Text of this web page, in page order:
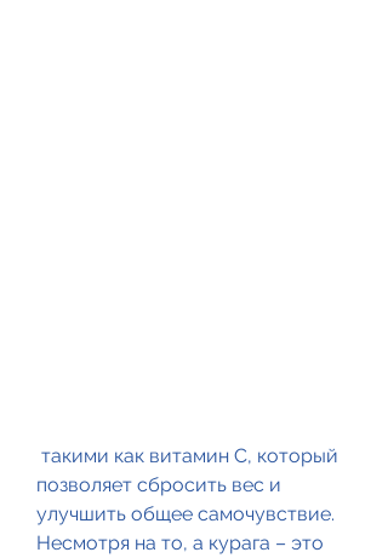
позволяет сбросить вес и
улучшить общее самочувствие.
Несмотря на то, а курага – это